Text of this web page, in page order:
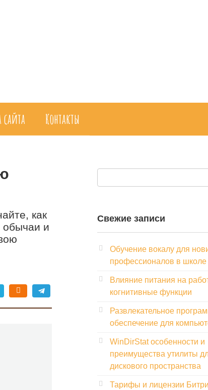
сайта Контакты
как
обычаи и
Свежие записи
Обучение вокалу для
профессионалов в школе
Влияние питания на
когнитивные функции
Развлекательное
обеспечение для
WinDirStat особенности и
преимущества утилиты
дискового пространства
Тарифы и лицензии